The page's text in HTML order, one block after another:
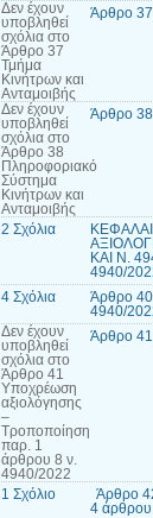
Δεν έχουν
υποβληθεί
σχόλια στο
Άρθρο 37
Τμήμα
Κινήτρων και
Ανταμοιβής
Άρθρο 37
Δεν έχουν
υποβληθεί
σχόλια στο
Άρθρο 38
Πληροφοριακό
Σύστημα
Κινήτρων και
Ανταμοιβής
Άρθρο 38
2 Σχόλια
ΚΑΙ Ν.
4940/
4 Σχόλια
Άρθρο 40
4940/
Δεν έχουν
υποβληθεί
σχόλια στο
Άρθρο 41
Υποχρέωση
αξιολόγησης
–
Τροποποίηση
παρ. 1
άρθρου 8 ν.
4940/2022
Άρθρο
1 Σχόλιο
Άρθρο
4